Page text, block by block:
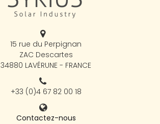
15 rue du Perpignan
ZAC Descartes
34880 LAVÉRUNE - FRANCE
+33 (0)4 67 82 00 18
Contactez-nous